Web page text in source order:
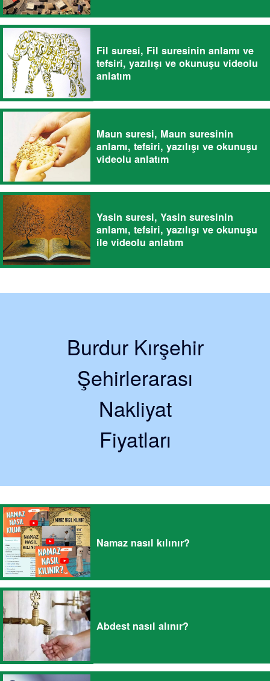
Fil suresi, Fil suresinin anlamı ve
tefsiri, yazılışı ve okunuşu videolu
anlatım
Maun suresi, Maun suresinin
anlamı, tefsiri, yazılışı ve okunuşu
videolu anlatım
Yasin suresi, Yasin suresinin
anlamı, tefsiri, yazılışı ve okunuşu
ile videolu anlatım
Burdur Kırşehir
Şehirlerarası
Nakliyat
Fiyatları
Namaz nasıl kılınır?
Abdest nasıl alınır?